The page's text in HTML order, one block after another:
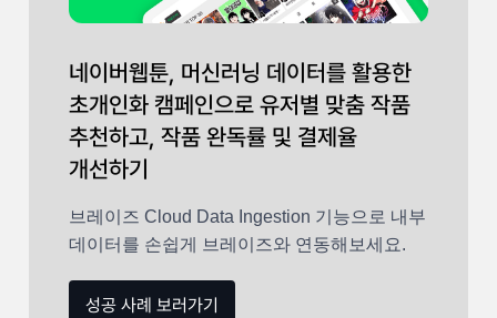
네이버웹툰, 머신러닝 데이터를 활용한
초개인화 캠페인으로 유저별 맞춤 작품
추천하고, 작품 완독률 및 결제율
개선하기
브레이즈 Cloud Data Ingestion 기능으로 내부
데이터를 손쉽게 브레이즈와 연동해보세요.
성공 사례 보러가기